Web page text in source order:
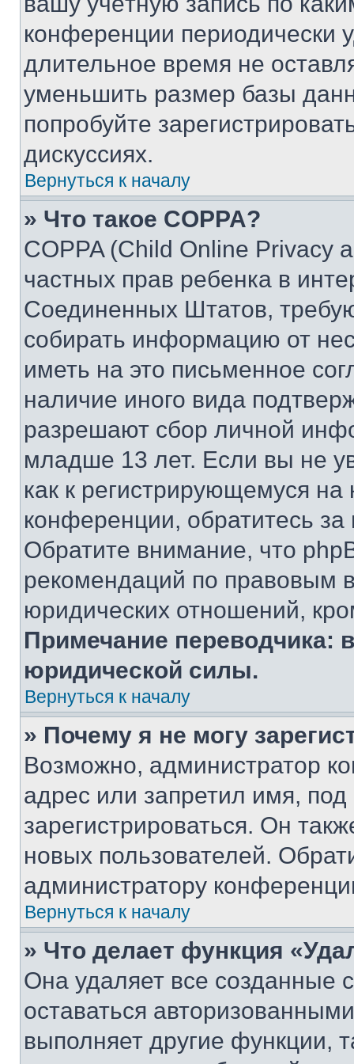
конференции периодически
длительное время не
уменьшить размер базы
попробуйте
дискуссиях.
Вернуться к началу
» Что такое COPPA?
COPPA (Child Online Privacy
частных прав ребенка в
Соединенных Штатов,
собирать информацию от
иметь на это письменное
наличие иного вида
разрешают сбор личной
младше 13 лет. Если вы не
как к регистрирующемуся
конференции, обратитесь
Обратите внимание, что
рекомендаций по правовым
юридических отношений,
Примечание переводчика:
юридической силы.
Вернуться к началу
» Почему я не могу
Возможно, администратор
адрес или запретил имя,
зарегистрироваться. Он
новых пользователей.
администратору
Вернуться к началу
» Что делает функция
Она удаляет все созданные
оставаться
выполняет другие функции,